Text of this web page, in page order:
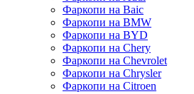
Фаркопи на Baic
Фаркопи на BMW
Фаркопи на BYD
Фаркопи на Chery
Фаркопи на Chevrolet
Фаркопи на Chrysler
Фаркопи на Citroen